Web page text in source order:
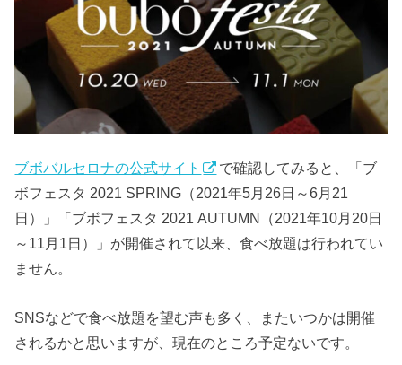
ブボバルセロナの公式サイト
で確認してみると、「ブ
ボフェスタ 2021 SPRING（2021年5月26日～6月21
日）」「ブボフェスタ 2021 AUTUMN（2021年10月20日
～11月1日）」が開催されて以来、食べ放題は行われてい
ません。
SNSなどで食べ放題を望む声も多く、またいつかは開催
されるかと思いますが、現在のところ予定ないです。